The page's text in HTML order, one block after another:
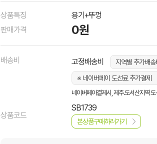
상품특징
용기+뚜껑
판매가격
0원
배송비 고정배송비
지역별 추가배송
※ 네이버페이 도선료 추가결제
네이버페이결제시, 제주.도서산지역
상품코드
SB1739
본상품구매하러가기